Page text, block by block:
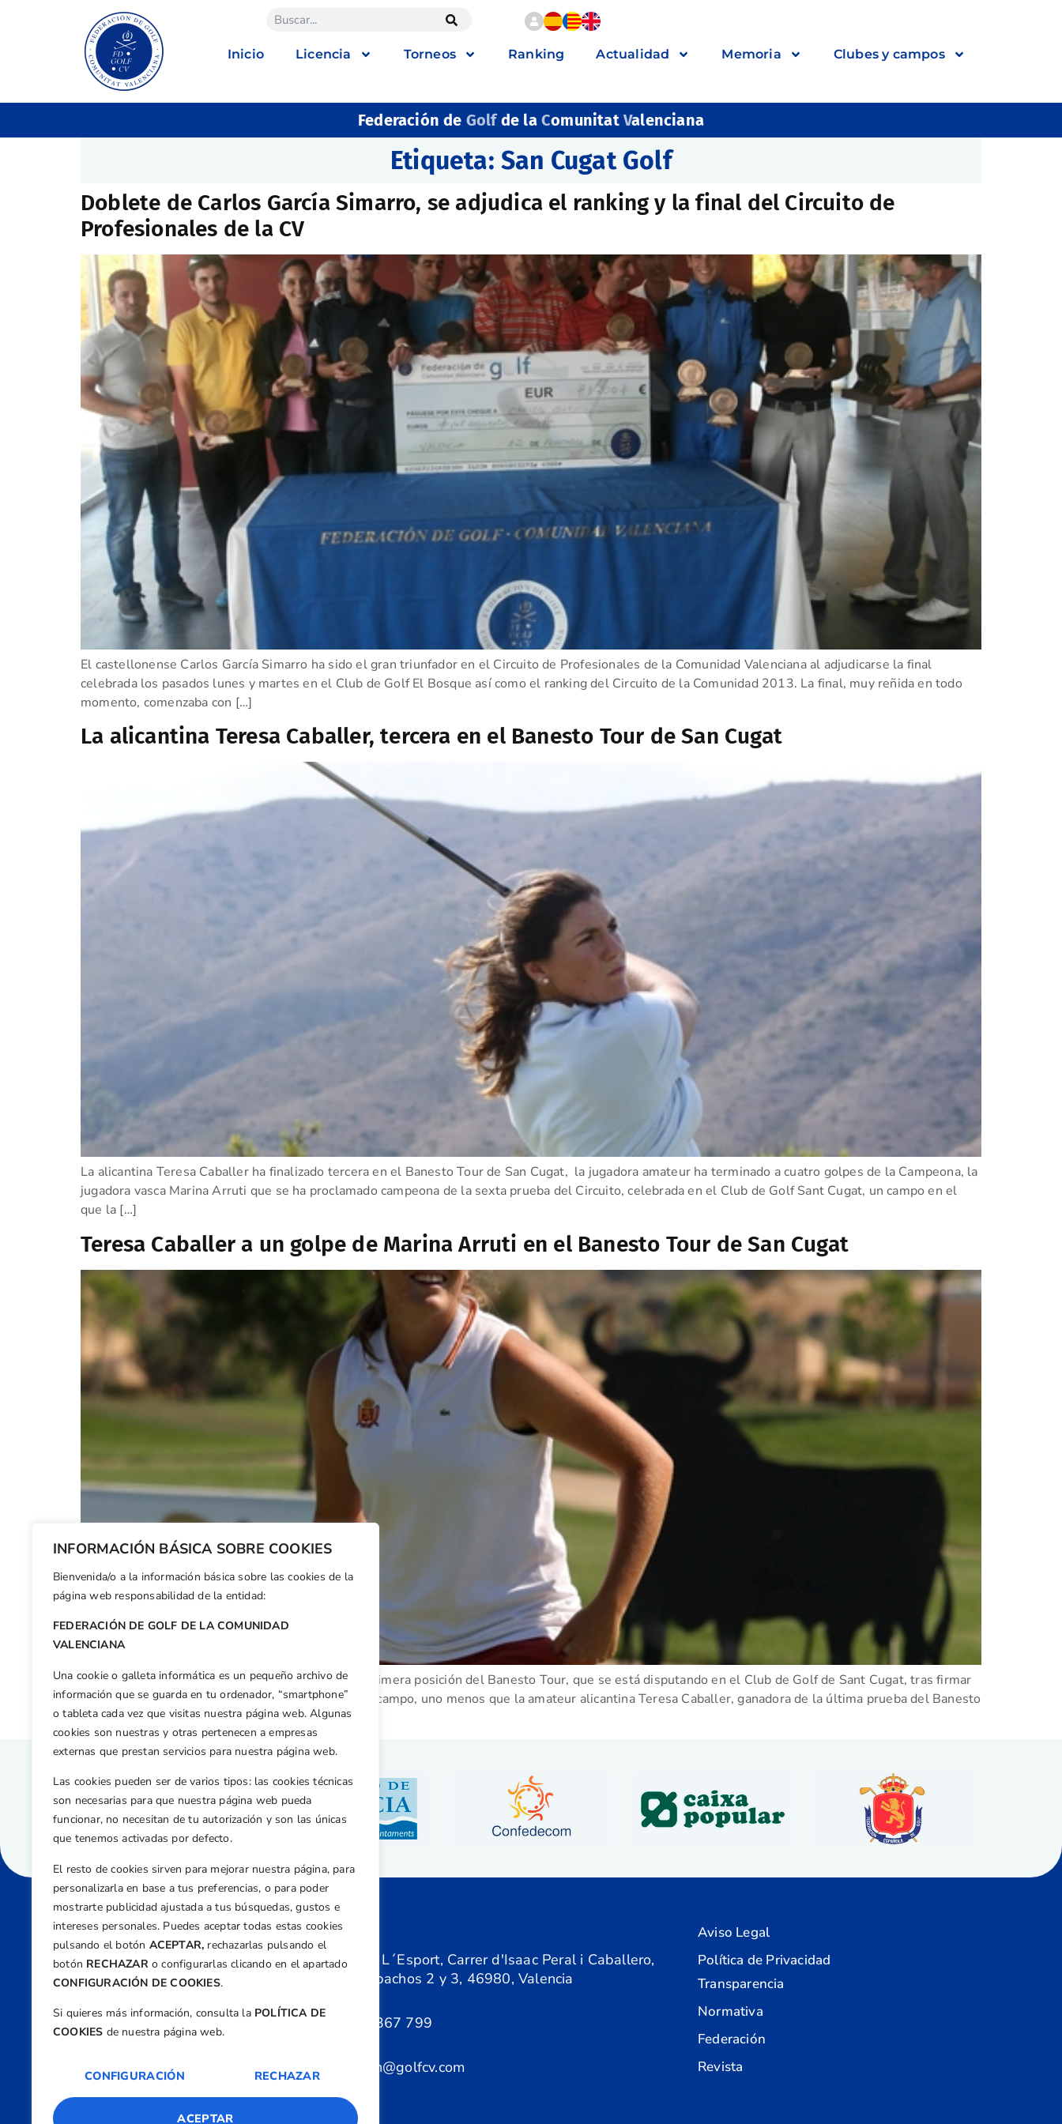
INFORMACIÓN BÁSICA SOBRE COOKIES
Bienvenida/o a la información básica sobre las cookies de la
página web responsabilidad de la entidad:
FEDERACIÓN DE GOLF DE LA COMUNIDAD
VALENCIANA
Una cookie o galleta informática es un pequeño archivo de
información que se guarda en tu ordenador, “smartphone”
o tableta cada vez que visitas nuestra página web. Algunas
cookies son nuestras y otras pertenecen a empresas
externas que prestan servicios para nuestra página web.
Las cookies pueden ser de varios tipos: las cookies técnicas
son necesarias para que nuestra página web pueda
funcionar, no necesitan de tu autorización y son las únicas
que tenemos activadas por defecto.
El resto de cookies sirven para mejorar nuestra página, para
personalizarla en base a tus preferencias, o para poder
mostrarte publicidad ajustada a tus búsquedas, gustos e
intereses personales. Puedes aceptar todas estas cookies
pulsando el botón ACEPTAR, rechazarlas pulsando el
botón RECHAZARo configurarlas clicando en el apartado
CONFIGURACIÓN DE COOKIES.
Si quieres más información, consulta la POLÍTICA DE
COOKIES de nuestra página web.
CONFIGURACIÓN RECHAZAR
ACEPTAR
Inicio Licencia Torneos Ranking Actualidad Memoria Clubes y campos
Federación de Golfde la ComunitatValenciana
Etiqueta:San Cugat Golf
Doblete de Carlos García Simarro, se adjudica el ranking y la final del Circuito de
Profesionales de la CV
El castellonense Carlos García Simarro ha sido el gran triunfador en el Circuito de Profesionales de la Comunidad Valenciana al adjudicarse la final
celebrada los pasados lunes y martes en el Club de Golf El Bosque así como el ranking del Circuito de la Comunidad 2013. La final, muy reñida en todo
momento, comenzaba con […]
La alicantina Teresa Caballer, tercera en el Banesto Tour de San Cugat
La alicantina Teresa Caballer ha finalizado tercera en el Banesto Tour de San Cugat, la jugadora amateur ha terminado a cuatro golpes de la Campeona, la
jugadora vasca Marina Arruti que se ha proclamado campeona de la sexta prueba del Circuito, celebrada en el Club de Golf Sant Cugat, un campo en el
que la […]
Teresa Caballer a un golpe de Marina Arruti en el Banesto Tour de San Cugat
La guipuzcoana Marina Arruti se ha situado en la primera posición del Banesto Tour, que se está disputando en el Club de Golf de Sant Cugat, tras firmar
una primera tarjeta de 66 golpes, 3 bajo el par del campo, uno menos que la amateur alicantina Teresa Caballer, ganadora de la última prueba del Banesto
[…]
Dirección
Centre de L´Esport, Carrer d'Isaac Peral i Caballero,
Nº 5, Despachos 2 y 3, 46980, Valencia
+34 961 367 799
federacion@golfcv.com
Aviso Legal
Política de Privacidad
Transparencia
Normativa
Federación
Revista